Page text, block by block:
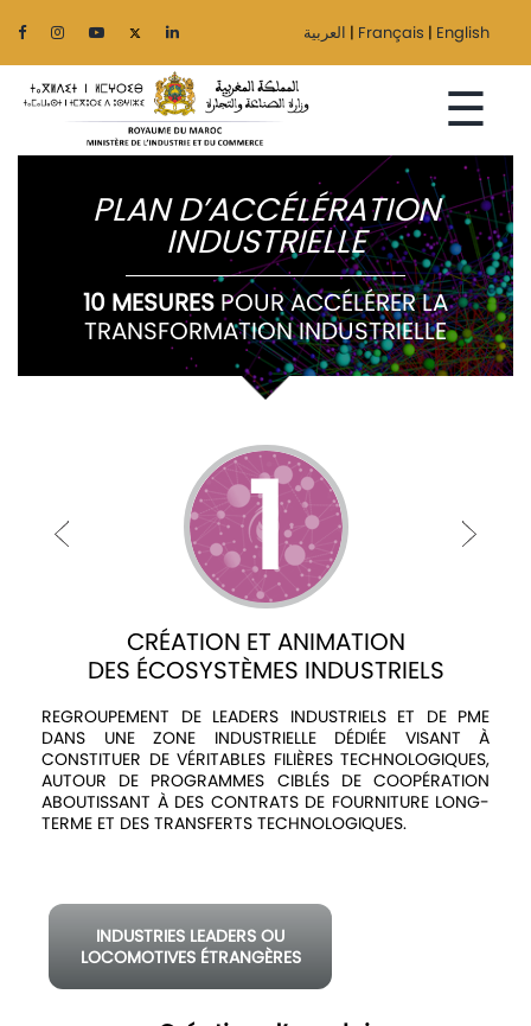
العربية | Français | English
☰
Ministère
Médiaroom
Contact
PLAN D’ACCÉLÉRATION
INDUSTRIELLE
10 MESURES POUR ACCÉLÉRER LA
TRANSFORMATION INDUSTRIELLE
1
CRÉATION ET ANIMATION
DES ÉCOSYSTÈMES INDUSTRIELS
REGROUPEMENT DE LEADERS INDUSTRIELS ET DE PME
DANS UNE ZONE INDUSTRIELLE DÉDIÉE VISANT À
CONSTITUER DE VÉRITABLES FILIÈRES TECHNOLOGIQUES,
AUTOUR DE PROGRAMMES CIBLÉS DE COOPÉRATION
ABOUTISSANT À DES CONTRATS DE FOURNITURE LONG-
TERME ET DES TRANSFERTS TECHNOLOGIQUES.
INDUSTRIES LEADERS OU
LOCOMOTIVES ÉTRANGÈRES
1